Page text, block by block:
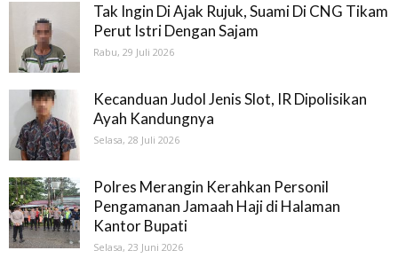
Tak Ingin Di Ajak Rujuk, Suami Di CNG Tikam
Perut Istri Dengan Sajam
Rabu, 29 Juli 2026
Kecanduan Judol Jenis Slot, IR Dipolisikan
Ayah Kandungnya
Selasa, 28 Juli 2026
Polres Merangin Kerahkan Personil
Pengamanan Jamaah Haji di Halaman
Kantor Bupati
Selasa, 23 Juni 2026